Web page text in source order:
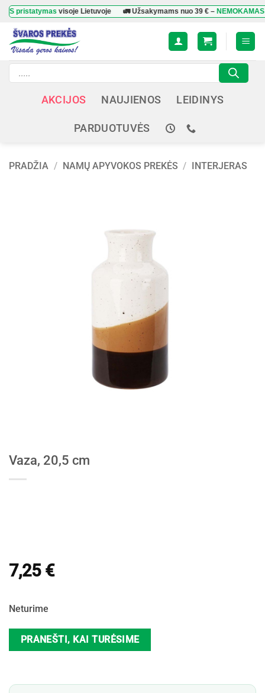
Skip
content
visoje Lietuvoje 🚛 Užsakymams nuo39 €–NEMOKAMAS
Products
search
AKCIJOS NAUJIENOS LEIDINYS
PARDUOTUVĖS
PRADŽIA / NAMŲ APYVOKOS PREKĖS / INTERJERAS
Vaza, 20,5 cm
7,25 €
Neturime
PRANEŠTI, KAI TURĖSIME